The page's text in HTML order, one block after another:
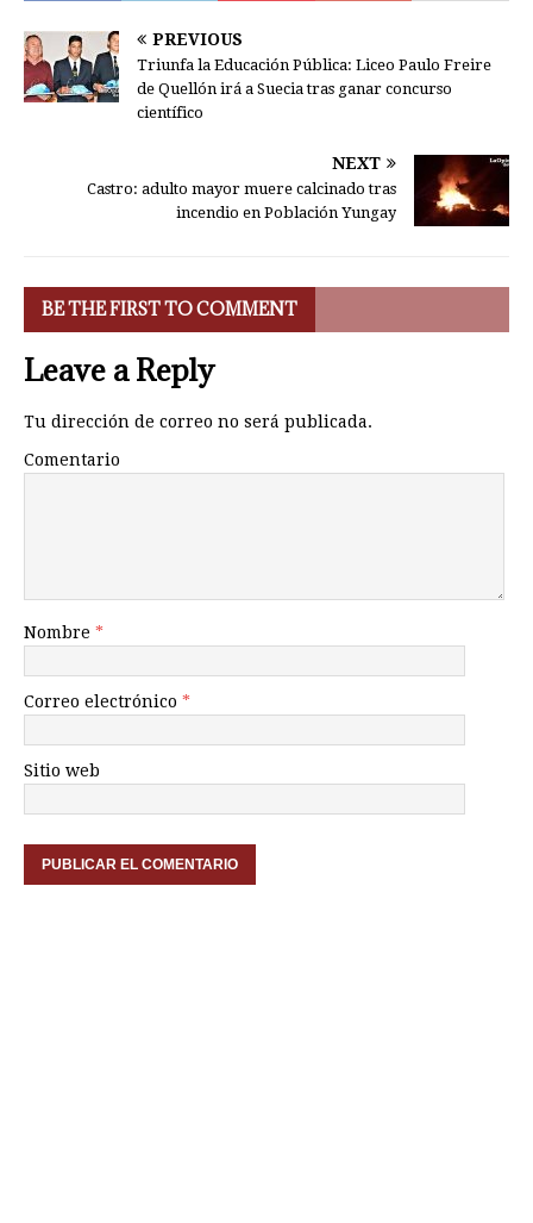
PREVIOUS
Triunfa la Educación Pública: Liceo Paulo Freire
de Quellón irá a Suecia tras ganar concurso
científico
NEXT
Castro: adulto mayor muere calcinado tras
incendio en Población Yungay
BE THE FIRST TO COMMENT
Leave a Reply
Tu dirección de correo no será publicada.
Comentario
Nombre *
Correo electrónico *
Sitio web